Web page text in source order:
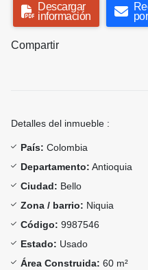
Descargar
información
Compartir
Detalles del inmueble :
País: Colombia
Departamento: Antioquia
Ciudad: Bello
Zona / barrio: Niquia
Código: 9987546
Estado: Usado
Área Construida: 60 m²